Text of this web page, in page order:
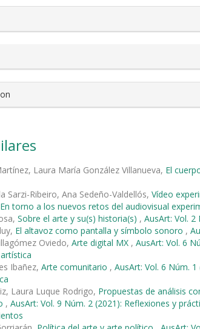
Laura María González Villanueva, El
Sarzi-Ribeiro, Ana Sedeño-Valdellós, Vídeo
torno a los nuevos retos del audiovisual
Sobre el arte y su(s) historia(s) , AusArt: Vol.
El altavoz como pantalla y símbolo sonoro ,
Oviedo, Arte digital MX , AusArt: Vol. 6
Ibañez, Arte comunitario , AusArt: Vol. 6 Núm.
Laura Luque Rodrigo, Propuestas de análisis
, AusArt: Vol. 9 Núm. 2 (2021): Reflexiones y